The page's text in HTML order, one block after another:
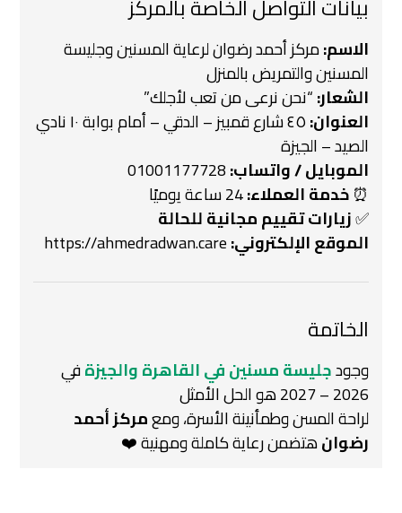
بيانات التواصل الخاصة بالمركز
الاسم:مركز أحمد رضوان لرعاية المسنين وجليسة
المسنين والتمريض بالمنزل
الشعار:“نحن نرعى من تعب لأجلك”
العنوان:
٤٥ شارع قمبيز – الدقي – أمام بوابة ١٠ نادي
الصيد – الجيزة
الموبايل / واتساب:
⏰خدمة العملاء:24 ساعة يوميًا
✅زيارات تقييم مجانية للحالة
الموقع الإلكتروني:https://ahmedradwan.care
الخاتمة
وجودجليسة مسنين في القاهرة والجيزةفي
2026 – 2027 هو الحل الأمثل
لراحة المسن وطمأنينة الأسرة، ومعمركز أحمد
رضوانهتضمن رعاية كاملة ومهنية ❤️